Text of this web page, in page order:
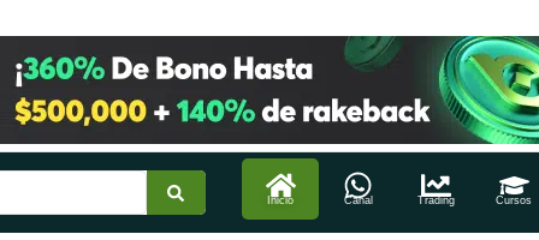
Inicio Canal Trading Cursos